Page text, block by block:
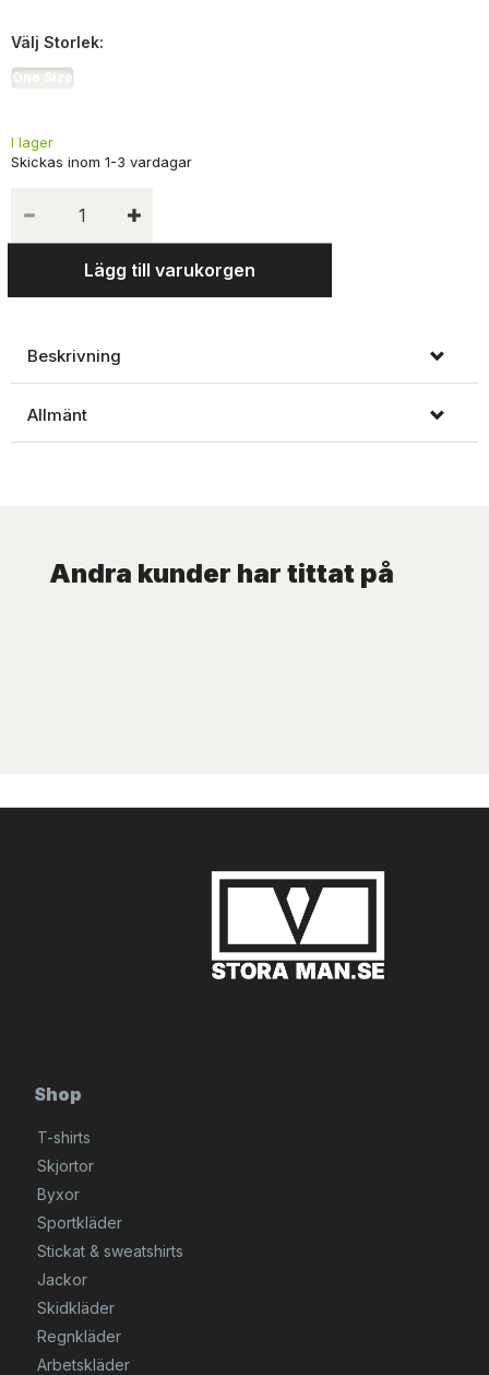
Välj Storlek:
One Size
I lager
Lägg till varukorgen
Beskrivning
Allmänt
Andra kunder har tittat på
Shop
T-shirts
Skjortor
Byxor
Sportkläder
Stickat & sweatshirts
Jackor
Skidkläder
Regnkläder
Arbetskläder